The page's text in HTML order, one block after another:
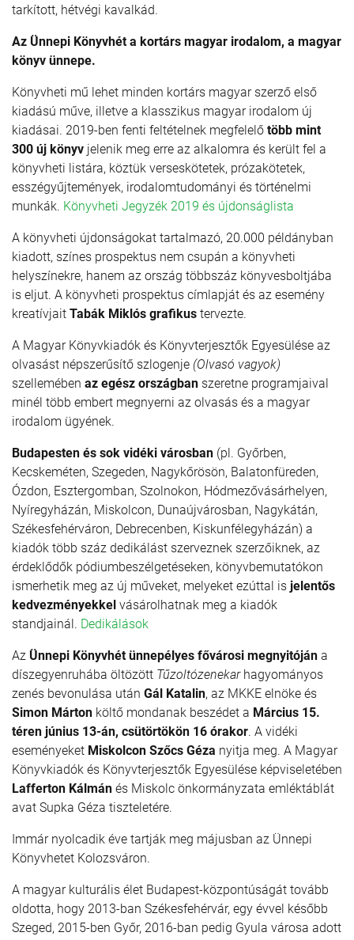
tarkított, hétvégi kavalkád.
Az Ünnepi Könyvhét a kortárs magyar irodalom, a magyar
könyv ünnepe.
Könyvheti mű lehet minden kortárs magyar szerző első
kiadású műve, illetve a klasszikus magyar irodalom új
kiadásai. 2019-ben fenti feltételnek megfelelő több mint
300 új könyv jelenik meg erre az alkalomra és került fel a
könyvheti listára, köztük verseskötetek, prózakötetek,
esszégyűjtemények, irodalomtudományi és történelmi
munkák. Könyvheti Jegyzék 2019 és újdonságlista
A könyvheti újdonságokat tartalmazó, 20.000 példányban
kiadott, színes prospektus nem csupán a könyvheti
helyszínekre, hanem az ország többszáz könyvesboltjába
is eljut. A könyvheti prospektus címlapját és az esemény
kreatívjait Tabák Miklós grafikus tervezte.
A Magyar Könyvkiadók és Könyvterjesztők Egyesülése az
olvasást népszerűsítő szlogenje (Olvasó vagyok)
szellemében az egész országban szeretne programjaival
minél több embert megnyerni az olvasás és a magyar
irodalom ügyének.
Budapesten és sok vidéki városban (pl. Győrben,
Kecskeméten, Szegeden, Nagykőrösön, Balatonfüreden,
Ózdon, Esztergomban, Szolnokon, Hódmezővásárhelyen,
Nyíregyházán, Miskolcon, Dunaújvárosban, Nagykátán,
Székesfehérváron, Debrecenben, Kiskunfélegyházán) a
kiadók több száz dedikálást szerveznek szerzőiknek, az
érdeklődők pódiumbeszélgetéseken, könyvbemutatókon
ismerhetik meg az új műveket, melyeket ezúttal is jelentős
kedvezményekkel vásárolhatnak meg a kiadók
standjainál. Dedikálások
Az Ünnepi Könyvhét ünnepélyes fővárosi megnyitóján a
díszegyen­ruhába öltözött Tűzoltózenekar hagyományos
zenés bevonulása után Gál Katalin, az MKKE elnöke és
Simon Márton költő mondanak beszédet a Március 15.
téren június 13-án, csütörtökön 16 órakor. A vidéki
eseményeket Miskolcon Szőcs Géza nyitja meg. A Magyar
Könyvkiadók és Könyvterjesztők Egyesülése képviseletében
Lafferton Kálmán és Miskolc önkormányzata emléktáblát
avat Supka Géza tiszteletére.
Immár nyolcadik éve tartják meg májusban az Ünnepi
Könyvhetet Kolozsváron.
A magyar kulturális élet Budapest-központúságát tovább
oldotta, hogy 2013-ban Székesfehérvár, egy évvel később
Szeged, 2015-ben Győr, 2016-ban pedig Gyula városa adott